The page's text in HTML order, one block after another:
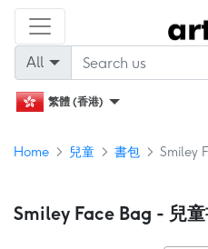
All
繁體 (香港)
Home 兒童 書包 Smiley
Smiley Face Bag - 兒